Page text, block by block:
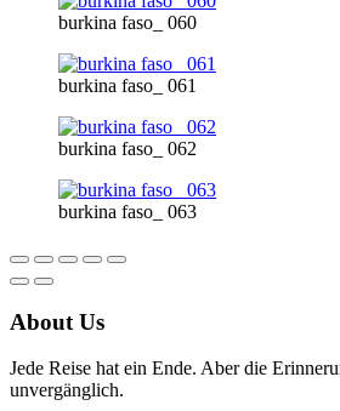
burkina faso_ 060
burkina faso_ 061
burkina faso_ 062
burkina faso_ 063
About Us
Jede Reise hat ein Ende. Aber die
unvergänglich.